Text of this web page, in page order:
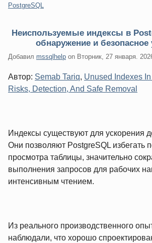
Категории:
PostgreSQL
Неиспользуемые индексы в
обнаружение и безопасное
Добавил mssqlhelp on Вторник, 27 января.
Автор: Semab Tariq, Unused Indexes
Risks, Detection, And Safe Removal
Индексы существуют для ускорения
Они позволяют PostgreSQL избегать
просмотра таблицы, значительно
выполнения запросов для рабочих
интенсивным чтением.
Из реального производственного
наблюдали, что хорошо